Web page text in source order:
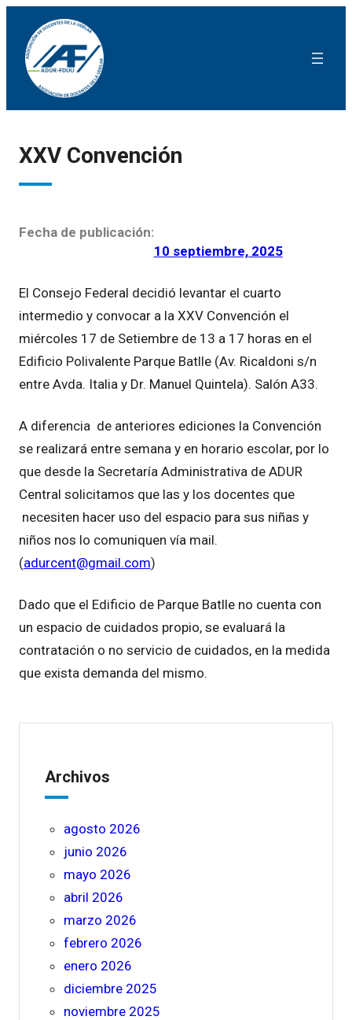
XXV Convención
Fecha de publicación:
10 septiembre, 2025
El Consejo Federal decidió levantar el cuarto
intermedio y convocar a la XXV Convención el
miércoles 17 de Setiembre de 13 a 17 horas en el
Edificio Polivalente Parque Batlle (Av. Ricaldoni s/n
entre Avda. Italia y Dr. Manuel Quintela). Salón A33.
A diferencia de anteriores ediciones la Convención
se realizará entre semana y en horario escolar, por lo
que desde la Secretaría Administrativa de ADUR
Central solicitamos que las y los docentes que
necesiten hacer uso del espacio para sus niñas y
niños nos lo comuniquen vía mail.
(adurcent@gmail.com)
Dado que el Edificio de Parque Batlle no cuenta con
un espacio de cuidados propio, se evaluará la
contratación o no servicio de cuidados, en la medida
que exista demanda del mismo.
Archivos
agosto 2026
junio 2026
mayo 2026
abril 2026
marzo 2026
febrero 2026
enero 2026
diciembre 2025
noviembre 2025